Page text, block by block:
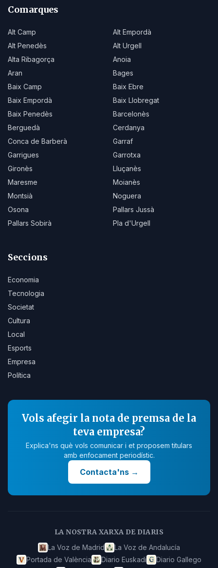
Comarques
Alt Camp
Alt Empordà
Alt Penedès
Alt Urgell
Alta Ribagorça
Anoia
Aran
Bages
Baix Camp
Baix Ebre
Baix Empordà
Baix Llobregat
Baix Penedès
Barcelonès
Berguedà
Cerdanya
Conca de Barberà
Garraf
Garrigues
Garrotxa
Gironès
Lluçanès
Maresme
Moianès
Montsià
Noguera
Osona
Pallars Jussà
Pallars Sobirà
Pla d'Urgell
Seccions
Economia
Tecnologia
Societat
Cultura
Local
Esports
Empresa
Política
Vols afegir la nota de premsa de la
teva empresa?
Explica'ns què vols comunicar i et proposem titulars
amb enfocament periodístic.
Contacta'ns→
LA NOSTRA XARXA DE DIARIS
La Voz de Madrid
La Voz de Andalucía
Portada de València
Diario Euskadi
Diario Gallego